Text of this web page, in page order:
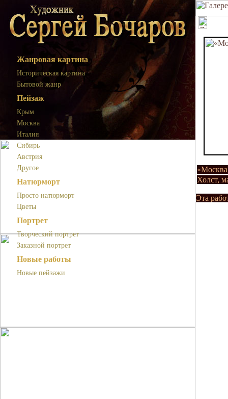
Жанровая картина
Историческая картина
Бытовой жанр
Пейзаж
Крым
Москва
Италия
Сибирь
Австрия
Другое
Натюрморт
Просто натюрморт
Цветы
Портрет
Творческий портрет
Заказной портрет
Новые работы
Новые пейзажи
Холст,
Эта